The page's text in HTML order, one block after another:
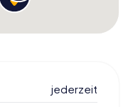
jederzeit